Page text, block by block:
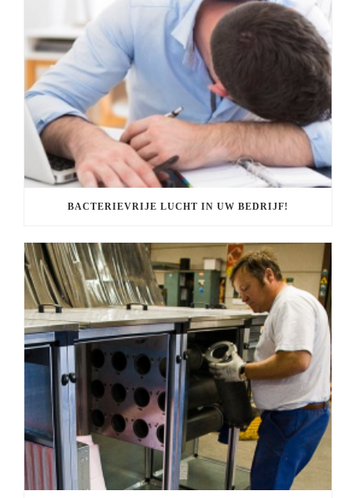
BACTERIEVRIJE LUCHT IN UW BEDRIJF!